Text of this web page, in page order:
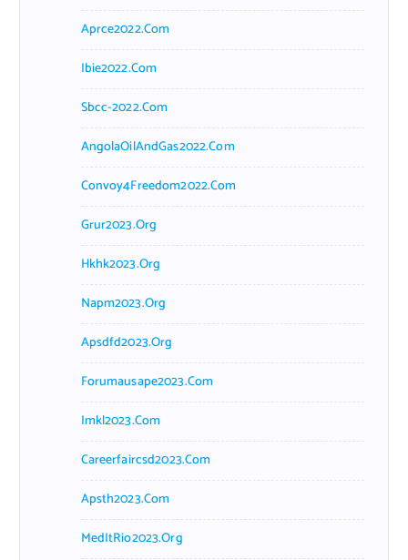
Aprce2022.com
Ibie2022.com
Sbcc-2022.com
AngolaOilAndGas2022.com
Convoy4Freedom2022.com
Grur2023.org
Hkhk2023.org
Napm2023.org
Apsdfd2023.org
Forumausape2023.com
Imkl2023.com
Careerfaircsd2023.com
Apsth2023.com
MedItRio2023.org